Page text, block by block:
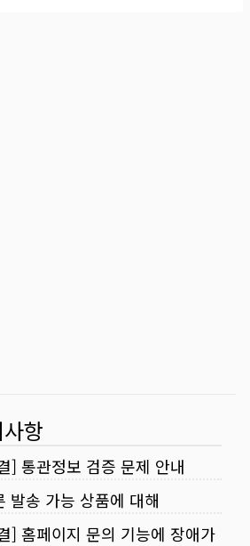
항
] 통관정보 검증 문제 안내
발송 가능 상품에 대해
] 홈페이지 문의 기능에 장애가